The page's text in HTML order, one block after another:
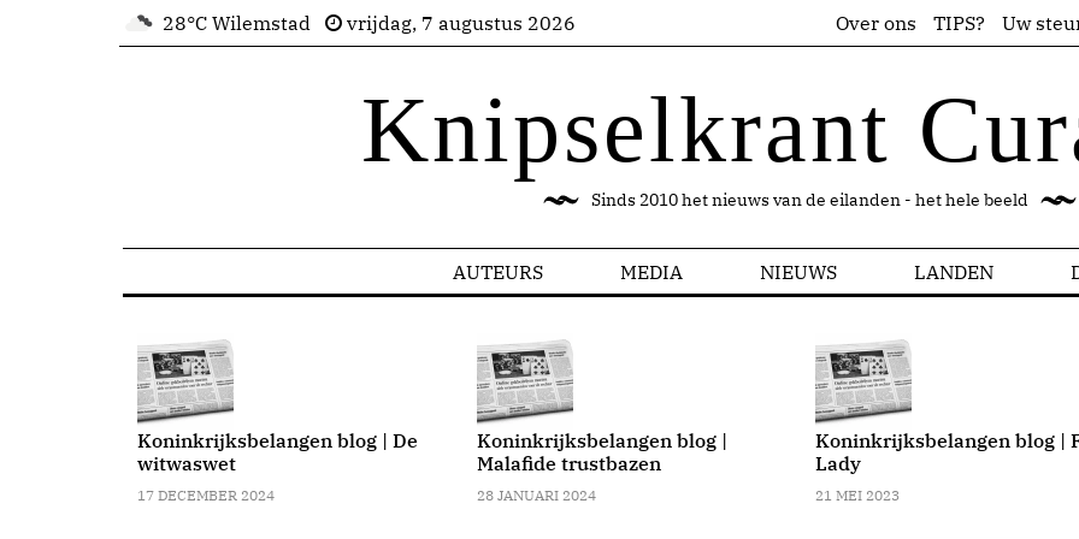
28°C Wilemstad vrijdag, 7 augustus 2026 Over ons TIPS? Uw
Knipselkrant
Sinds 2010 het nieuws van de eilanden - het hele beeld
AUTEURS MEDIA NIEUWS LANDEN
Koninkrijksbelangen blog | De
witwaswet
17 DECEMBER 2024
Koninkrijksbelangen blog |
Malafide trustbazen
28 JANUARI 2024
Koninkrijksbelangen blog |
Lady
21 MEI 2023